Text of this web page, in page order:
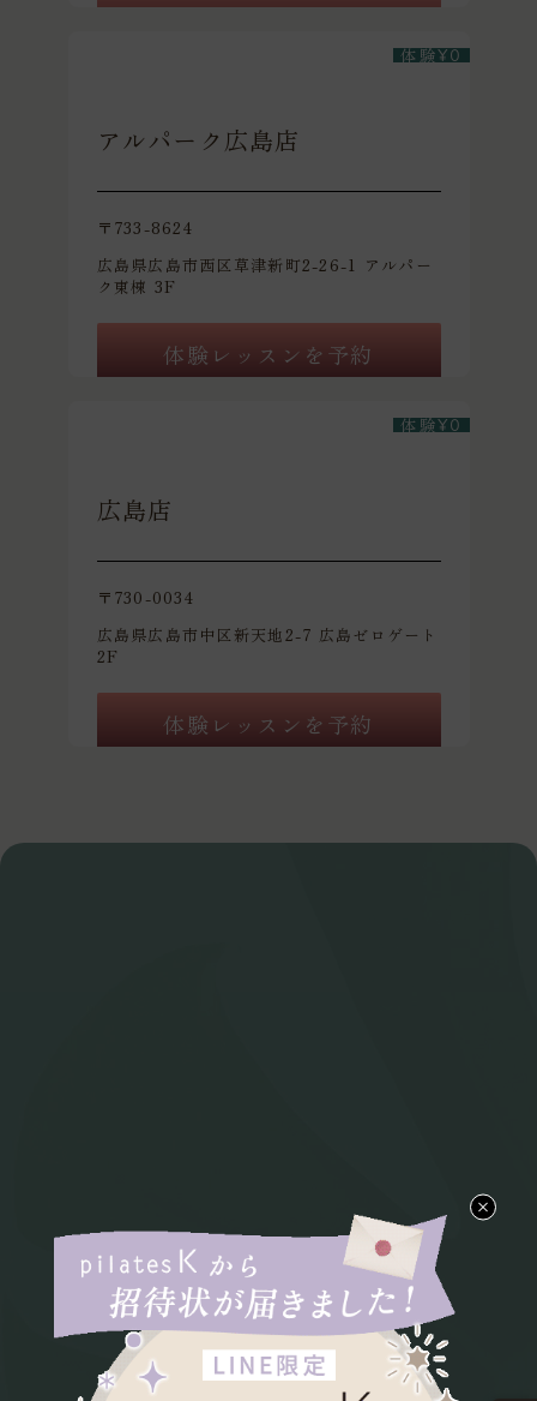
体験レッスンを予約
体験¥0
アルパーク広島店
〒733-8624
広島県広島市西区草津新町2-26-1 アルパー
ク東棟 3F
体験レッスンを予約
体験¥0
広島店
〒730-0034
広島県広島市中区新天地2-7 広島ゼロゲート
2F
体験レッスンを予約